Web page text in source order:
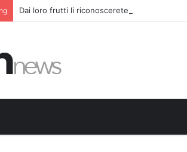
Dai loro frutti li riconoscerete